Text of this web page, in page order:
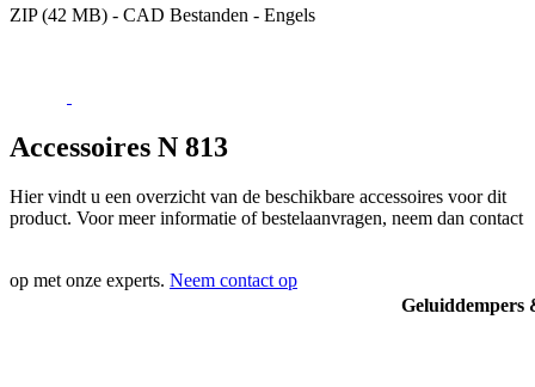
ZIP (42 MB) - CAD Bestanden - Engels
Accessoires N 813
Hier vindt u een overzicht van de beschikbare accessoires voor dit
product. Voor meer informatie of bestelaanvragen, neem dan contact
op met onze experts. Neem contact op
Geluiddempers